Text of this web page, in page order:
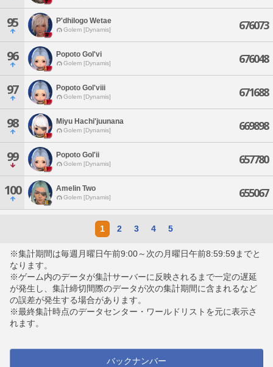
95 P'dhilogo Wetae
Golem [Dynamis] 676073
96 Popoto Gol'vi
Golem [Dynamis] 676048
97 Popoto Gol'viii
Golem [Dynamis] 671688
98 Miyu Hachi'juunana
Golem [Dynamis] 669898
99 Popoto Gol'ii
Golem [Dynamis] 657780
100 Amelin Two
Golem [Dynamis] 655067
1 2 3 4 5
※集計期間は毎週月曜日午前9:00～次の月曜日午前8:59:59までと
なります。
※ゲーム内のデータが集計サーバーに反映されるまで一定の遅延
が発生し、集計締切間際のデータが次の集計期間に含まれるなど
の誤差が発生する場合があります。
※最終集計時点のデータセンター・ワールドリストを元に表示さ
れます。
バックナンバー